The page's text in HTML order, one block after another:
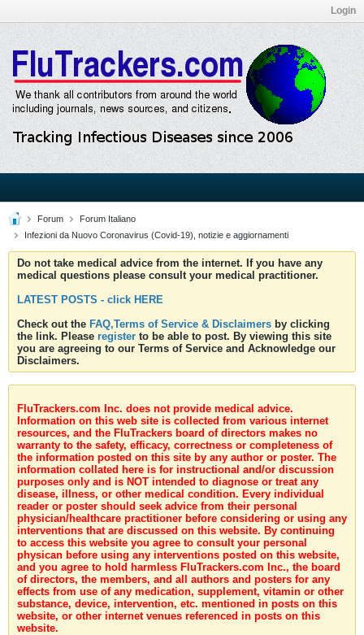
Login
Forum
Forum Italiano
Infezioni da Nuovo Coronavirus (Covid-19), notizie e aggiornamenti
Do not take medical advice from the internet. If you have any
medical questions please consult your medical practitioner.
LATEST POSTS - click HERE
Check out the FAQ,Terms of Service & Disclaimers by clicking
the link. Please register to be able to post. By viewing this site
you are agreeing to our Terms of Service and Acknowledge our
Disclaimers.
FluTrackers.com Inc. does not provide medical advice.
Information on this web site is collected from various internet
resources, and the FluTrackers board of directors makes no
warranty to the safety, efficacy, correctness or completeness of
the information posted on this site by any author or poster. The
information collated here is for instructional and/or discussion
purposes only and is NOT intended to diagnose or treat any
disease, illness, or other medical condition. Every individual
reader or poster should seek advice from their personal
physician/healthcare practitioner before considering or using any
interventions that are discussed on this website. By continuing
to access this website you agree to consult your personal
physican before using any interventions posted on this website,
and you agree to hold harmless FluTrackers.com Inc., the board
of directors, the members, and all authors and posters for any
effects from use of any medication, supplement, vitamin or other
substance, device, intervention, etc. mentioned in posts on this
website, or other internet venues referenced in posts on this
website.